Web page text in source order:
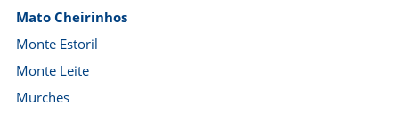
Mato Cheirinhos
Monte Estoril
Monte Leite
Murches